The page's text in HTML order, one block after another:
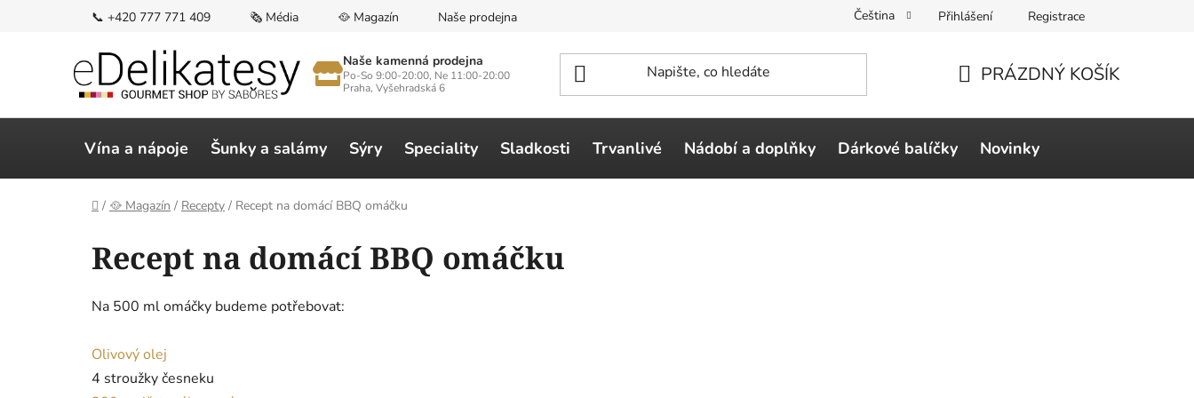
📞 +420 777 771 409 🗞️ Média 🥘 Magazín Naše prodejna Čeština Přihlášení Registrace
Naše kamenná prodejna
Po-So 9:00-20:00, Ne 11:00-20:00
Praha, Vyšehradská 6
KOŠÍK
PRÁZDNÝ KOŠÍK
Vína a nápoje Šunky a salámy Sýry Speciality Sladkosti Trvanlivé Nádobí a doplňky Dárkové balíčky Novinky
Domů
/ 🥘 Magazín / Recepty / Recept na domácí BBQ omáčku
Recept na domácí BBQ omáčku
Na 500 ml omáčky budeme potřebovat:
Olivový olej
4 stroužky česneku